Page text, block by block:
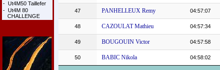
- Ut4M50 Taillefer
- Ut4M 80
CHALLENGE
47 PANHELLEUX Remy 04:57:07
48 CAZOULAT Mathieu 04:57:34
49 BOUGOUIN Victor 04:57:58
50 BABIC Nikola 04:58:02